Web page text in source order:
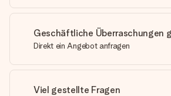
Geschäftliche Überraschungen
Direkt ein Angebot anfragen
Viel gestellte Fragen